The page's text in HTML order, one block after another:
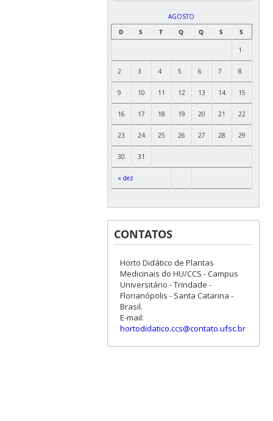
AGOSTO
D
S T Q Q S S
« dez
1
2 3 4 5 6 7 8
9 10 11 12 13 14 15
16 17 18 19 20 21 22
23 24 25 26 27 28 29
30 31
CONTATOS
Horto Didático de Plantas
Medicinais do HU/CCS - Campus
Universitário - Trindade -
Florianópolis - Santa Catarina -
Brasil.
E-mail:
hortodidatico.ccs@contato.ufsc.br